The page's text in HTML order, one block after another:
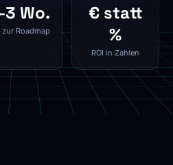
3 Wo.
Roadmap
€ statt
%
ROI in Zahlen